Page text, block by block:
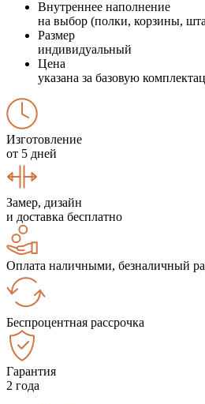
Внутреннее наполнение
на выбор (полки, корзины,
Размер
индивидуальный
Цена
указана за базовую
Изготовление
от 5 дней
Замер, дизайн
и доставка бесплатно
Оплата наличными, безналичный
Беспроцентная рассрочка
Гарантия
2 года